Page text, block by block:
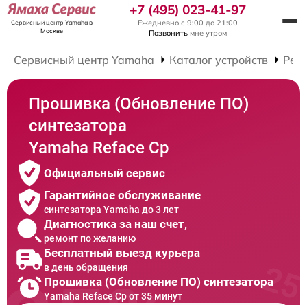
Сервисный центр Yamahaв
Москве
+7 (495) 023-41-97
Ежедневно с 9:00 до 21:00
Позвонить мне утром
Сервисный центр Yamaha Каталог устройств
Прошивка (Обновление ПО)
синтезатора
Yamaha Reface Cp
Официальный сервис
Гарантийное обслуживание
синтезатора Yamaha до 3 лет
Диагностика за наш счет,
ремонт по желанию
Бесплатный выезд курьера
в день обращения
Прошивка (Обновление ПО) синтезатора
Yamaha Reface Cp от 35 минут